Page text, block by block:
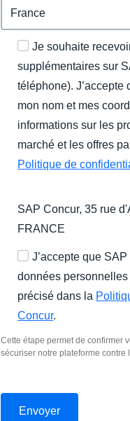
Je souhaite
supplémentaires sur
téléphone).
mon nom et mes
informations sur les
marché et les offres
Politique de
SAP Concur, 35 rue
FRANCE
J’accepte que
données personnelles
précisé dans la
Concur.
Cette étape permet de confirmer
sécuriser notre plateforme